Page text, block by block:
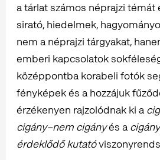
a tárlat számos néprajzi témát
sirató, hiedelmek,
nem a néprajzi tárgyakat,
emberi kapcsolatok
középpontba korabeli fotók
fényképek és a hozzájuk
érzékenyen rajzolódnak ki a
cigány–nem cigányés a
érdeklődő kutató